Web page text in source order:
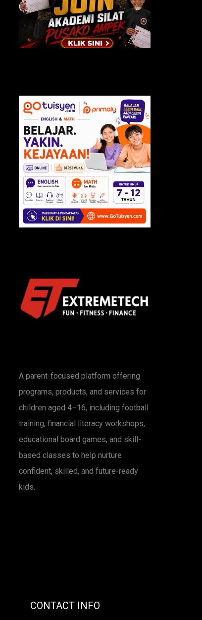
A parent-focused platform offering
programs, products, and services for
children aged 4–16, including football
training, financial literacy workshops,
educational board games, and skill-
based classes to help nurture
confident, skilled, and future-ready
kids.
CONTACT INFO